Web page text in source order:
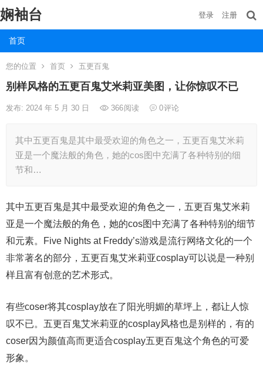
娴袖台
首页
登录 注册
您的位置 首页 五更百鬼
别样风格的五更百鬼艾米莉亚美图，让你惊叹不已
发布: 2024 年 5 月 30 日 366阅读 0评论
其中五更百鬼是其中最受欢迎的角色之一，五更百鬼艾米莉
亚是一个魔法般的角色，她的cos图中充满了各种特别的细
节和…
其中五更百鬼是其中最受欢迎的角色之一，五更百鬼艾米莉
亚是一个魔法般的角色，她的cos图中充满了各种特别的细节
和元素。Five Nights at Freddy’s游戏是流行网络文化的一个
非常著名的部分，五更百鬼艾米莉亚cosplay可以说是一种别
样且富有创意的艺术形式。
有些coser将其cosplay放在了阳光明媚的草坪上，都让人惊
叹不已。五更百鬼艾米莉亚的cosplay风格也是别样的，有的
coser因为颜值高而更适合cosplay五更百鬼这个角色的可爱
形象。